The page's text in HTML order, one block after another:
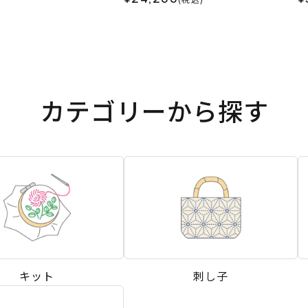
カテゴリーから探す
キット 刺し子